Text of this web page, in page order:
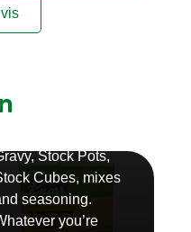
vis
Stock Pots,
Cubes, mixes
seasoning.
you’re